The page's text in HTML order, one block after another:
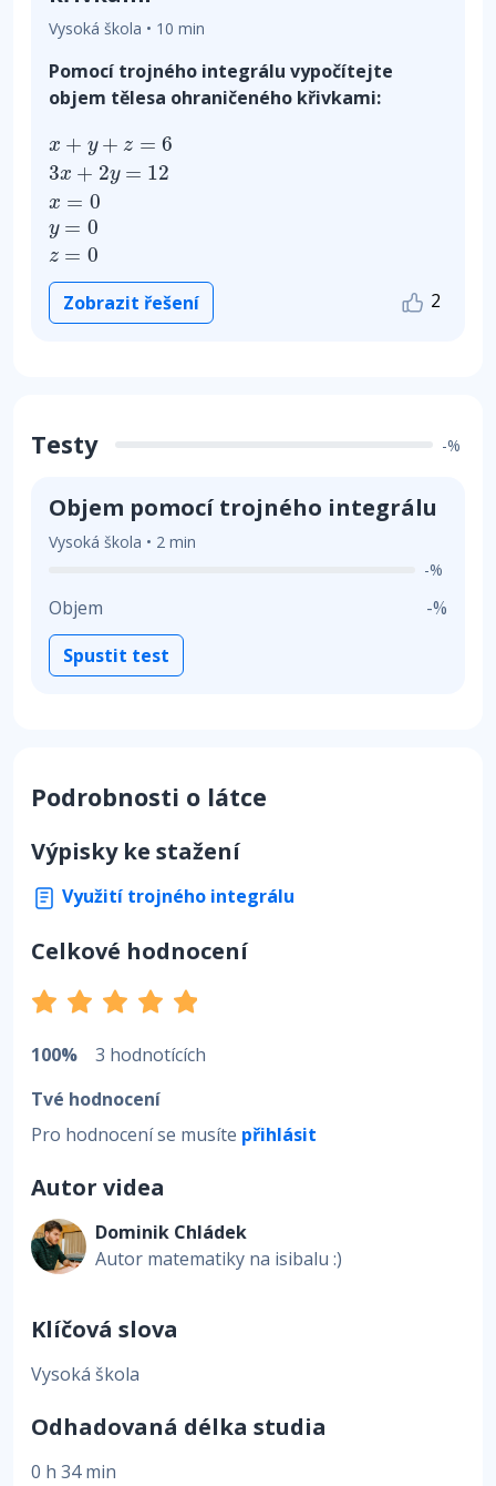
Vysoká škola • 10 min
Pomocí trojného integrálu vypočítejte
objem tělesa ohraničeného křivkami:
x + y + z = 6
3x + 2y = 12
x = 0
y = 0
z = 0
x y +z = 63x+2
Zobrazit řešení 2
Testy -%
Objem pomocí trojného integrálu
Vysoká škola • 2 min
-%
Objem
-%
Spustit test
Podrobnosti o látce
Výpisky ke stažení
Využití trojného integrálu
Celkové hodnocení
100%
3 hodnotících
Tvé hodnocení
Pro hodnocení se musíte přihlásit
Autor videa
Dominik Chládek
Autor matematiky na isibalu :)
Klíčová slova
Vysoká škola
Odhadovaná délka studia
0 h 34 min